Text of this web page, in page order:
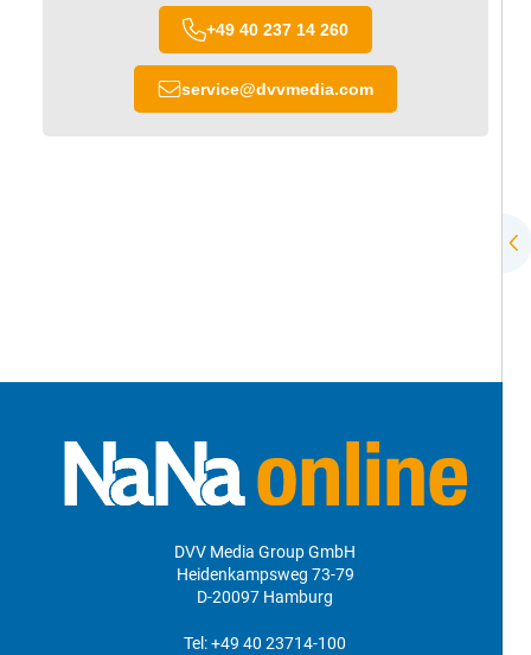
+49 40 237 14 260
service@dvvmedia.com
DVV Media Group GmbH
Heidenkampsweg 73-79
D-20097 Hamburg
Tel:+49 40 23714-100